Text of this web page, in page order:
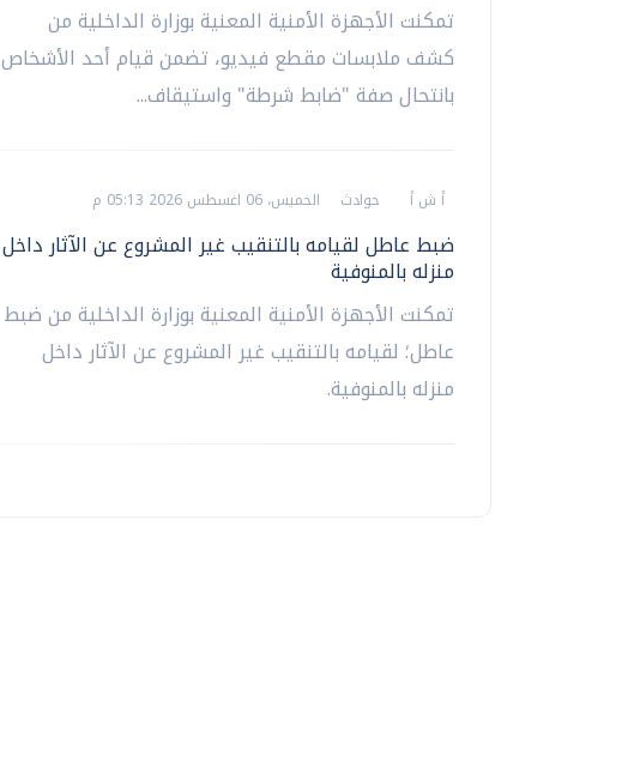
تمكنت الأجهزة الأمنية المعنية بوزارة الداخلية من
كشف ملابسات مقطع فيديو، تضمن قيام أحد الأشخاص
بانتحال صفة "ضابط شرطة" واستيقاف...
أ ش أ حوادث الخميس، 06 اغسطس 2026 05:13 م
ضبط عاطل لقيامه بالتنقيب غير المشروع عن الآثار داخل
منزله بالمنوفية
تمكنت الأجهزة الأمنية المعنية بوزارة الداخلية من ضبط
عاطل؛ لقيامه بالتنقيب غير المشروع عن الآثار داخل
منزله بالمنوفية.